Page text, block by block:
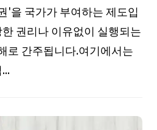
'을 국가가 부여하는 제도입
권리나 이유없이 실행되는
로 간주됩니다.여기에서는